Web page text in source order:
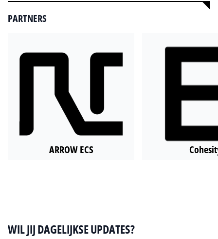
PARTNERS
ARROW ECS
WIL JIJ DAGELIJKSE UPDATES?